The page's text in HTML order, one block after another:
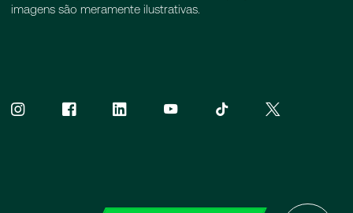
imagens são meramente ilustrativas.